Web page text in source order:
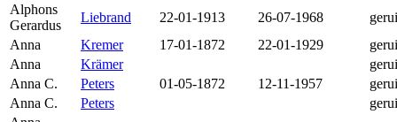
Alphons
Gerardus
Liebrand 22-01-1913 26-07-1968
Anna
Kremer 17-01-1872 22-01-1929
Anna
Krämer
Anna C.
Peters 01-05-1872 12-11-1957
Anna C.
Peters